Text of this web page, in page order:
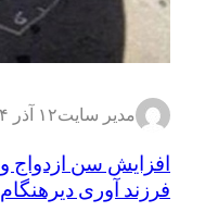
مدیر سایت۱۲ آذر ۱۴۰۴
فرزند آوری دیرهنگام